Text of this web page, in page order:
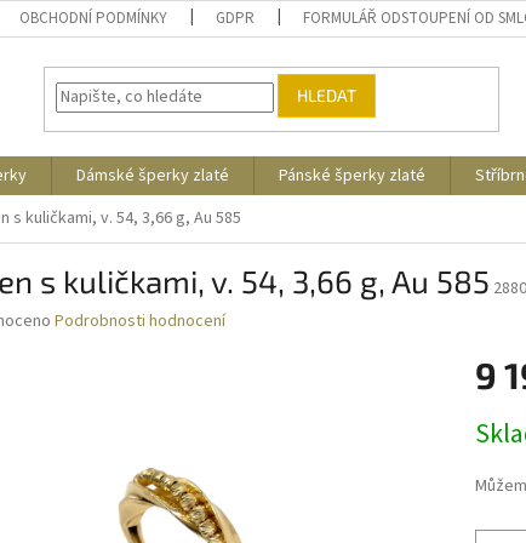
OBCHODNÍ PODMÍNKY GDPR FORMULÁŘ ODSTOUPENÍ OD
HLEDAT
Dámské šperky zlaté Pánské šperky zlaté
s kuličkami, v. 54, 3,66 g, Au 585
s kuličkami, v. 54, 3,66 g, Au 585
Podrobnosti hodnocení
9
cena: